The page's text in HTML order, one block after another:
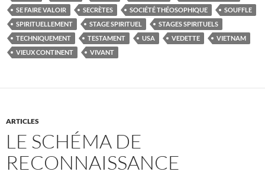
SE FAIRE VALOIR
SECRÈTES SOCIÉTÉ THÉOSOPHIQUE
SOUFFLE
SPIRITUELLEMENT
STAGE SPIRITUEL
STAGES SPIRITUELS
TECHNIQUEMENT
TESTAMENT USA VEDETTE
VIETNAM
VIEUX CONTINENT
VIVANT
ARTICLES
LE SCHÉMA DE
RECONNAISSANCE